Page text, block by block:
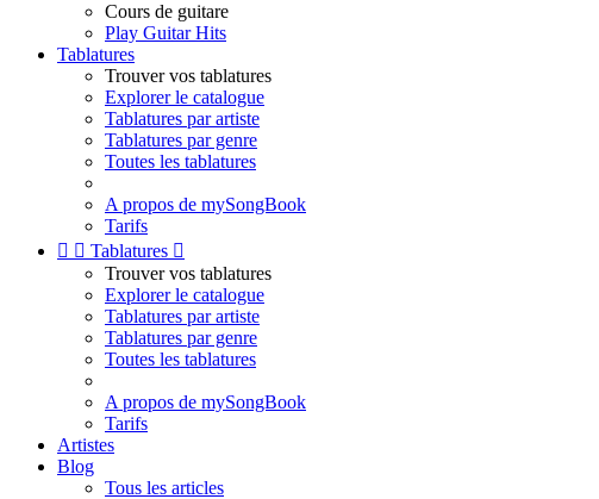
Cours de guitare
Play Guitar Hits
Tablatures
Trouver vos tablatures
Explorer le catalogue
Tablatures par artiste
Tablatures par genre
Toutes les tablatures
A propos de mySongBook
Tarifs
  Tablatures 
Trouver vos tablatures
Explorer le catalogue
Tablatures par artiste
Tablatures par genre
Toutes les tablatures
A propos de mySongBook
Tarifs
Artistes
Blog
Tous les articles